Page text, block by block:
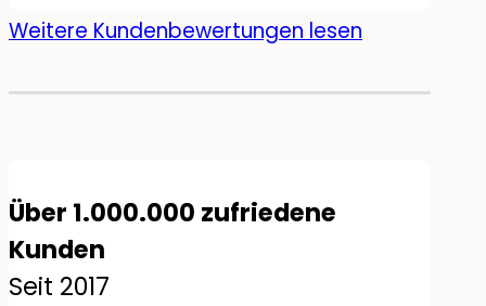
sehen top aus! Mein Sohn
Weitere Kundenbewertungen lesen
Über 1.000.000 zufriedene
Kunden
Seit 2017